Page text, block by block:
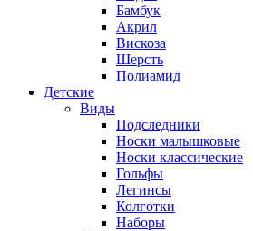
Бамбук
Акрил
Вискоза
Шерсть
Полиамид
Детские
Виды
Подследники
Носки малышковые
Носки классические
Гольфы
Легинсы
Колготки
Наборы